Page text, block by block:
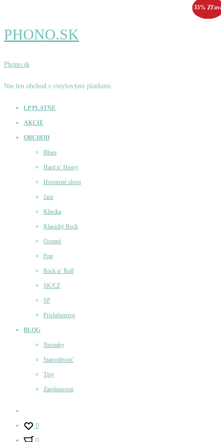
PHONO.SK
Phono.sk
Nie len obchod s vinylovými platňami
LP PLATNE
AKCIE
OBCHOD
Blues
Hard n‘ Heavy
Hovorené slovo
Jazz
Klasika
Klasický Rock
Ostatné
Pop
Rock n‘ Roll
SK/CZ
SP
Príslušenstvo
BLOG
Novinky
Starostlivosť
Tipy
Zaujímavosti
0
0
33%
55%
25%
33%